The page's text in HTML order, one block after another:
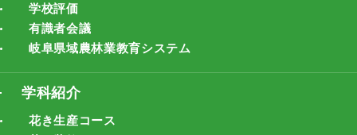
学校評価
有識者会議
岐阜県域農林業教育システム
学科紹介
花き生産コース